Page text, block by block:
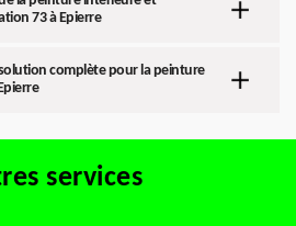
73 à Epierre
complète pour la peinture
services